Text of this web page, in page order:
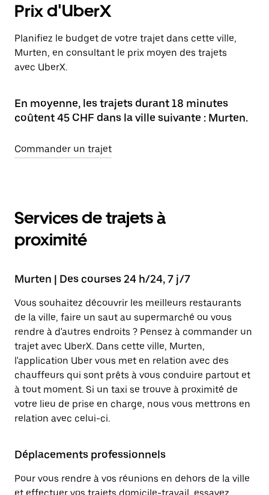
Prix d'UberX
Planifiez le budget de votre trajet dans cette ville,
Murten, en consultant le prix moyen des trajets
avec UberX.
En moyenne, les trajets durant 18 minutes
coûtent 45 CHF dans la ville suivante : Murten.
Commander un trajet
Services de trajets à
proximité
Murten | Des courses 24 h/24, 7 j/7
Vous souhaitez découvrir les meilleurs restaurants
de la ville, faire un saut au supermarché ou vous
rendre à d'autres endroits ? Pensez à commander un
trajet avec UberX. Dans cette ville, Murten,
l'application Uber vous met en relation avec des
chauffeurs qui sont prêts à vous conduire partout et
à tout moment. Si un taxi se trouve à proximité de
votre lieu de prise en charge, nous vous mettrons en
relation avec celui-ci.
Déplacements professionnels
Pour vous rendre à vos réunions en dehors de la ville